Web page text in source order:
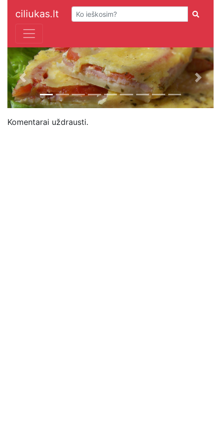
ciliukas.lt
Previous Next
Komentarai uždrausti.